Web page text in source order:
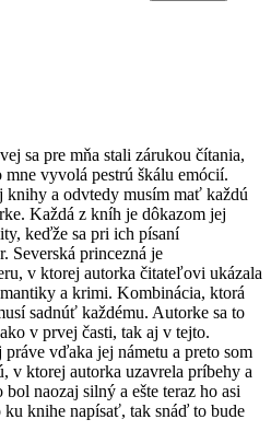
sa pre mňa stali zárukou čítania,
vyvolá pestrú škálu emócií.
knihy a odvtedy musím mať každú
Každá z kníh je dôkazom jej
keďže sa pri ich písaní
Severská princezná je
v ktorej autorka čitateľovi ukázala
a krimi. Kombinácia, ktorá
sadnúť každému. Autorke sa to
v prvej časti, tak aj v tejto.
vďaka jej námetu a preto som
v ktorej autorka uzavrela príbehy a
naozaj silný a ešte teraz ho asi
ku knihe napísať, tak snáď to bude